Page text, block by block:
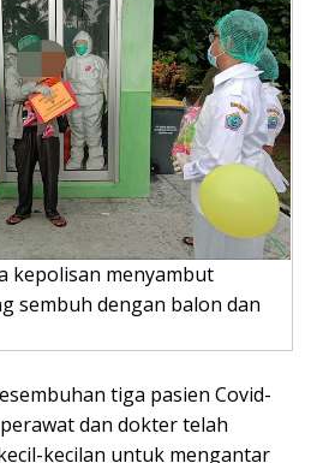
kepolisan menyambut
sembuh dengan balon dan
tiga pasien Covid-
dan dokter telah
kecilan untuk mengantar